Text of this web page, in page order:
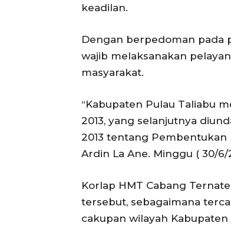
keadilan.
Dengan berpedoman pada
wajib melaksanakan
masyarakat.
“Kabupaten Pulau Taliabu
2013, yang selanjutnya
2013 tentang Pembentukan
Ardin La Ane. Minggu ( 30/6/
Korlap HMT Cabang
tersebut, sebagaimana
cakupan wilayah